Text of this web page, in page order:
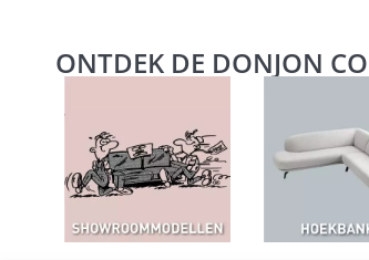
ONTDEK DE DONJON